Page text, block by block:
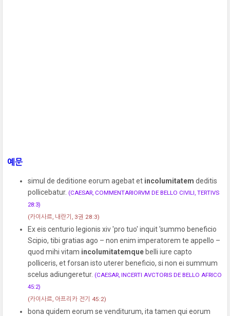
예문
simul de deditione eorum agebat et incolumitatem deditis
pollicebatur. (CAESAR, COMMENTARIORVM DE BELLO CIVILI, TERTIVS
28:3)
(카이사르, 내란기, 3권 28:3)
Ex eis centurio legionis xiv 'pro tuo' inquit 'summo beneficio
Scipio, tibi gratias ago – non enim imperatorem te appello –
quod mihi vitam incolumitatemquebelli iure capto
polliceris, et forsan isto uterer beneficio, si non ei summum
scelus adiungeretur. (CAESAR, INCERTI AVCTORIS DE BELLO AFRICO
45:2)
(카이사르, 아프리카 전기 45:2)
bona quidem eorum se venditurum, ita tamen qui eorum